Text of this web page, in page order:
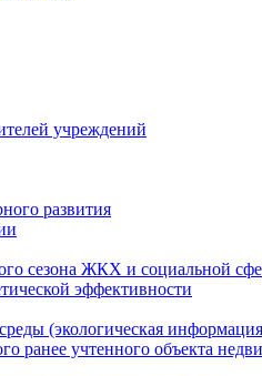
учреждений
развития
сезона ЖКХ и социальной
эффективности
(экологическая
ранее учтенного объекта